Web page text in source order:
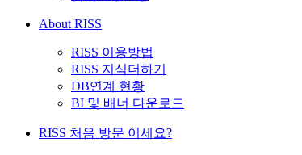
About RISS
RISS 이용방법
RISS 지식더하기
DB연계 현황
BI 및 배너 다운로드
RISS 처음 방문 이세요?